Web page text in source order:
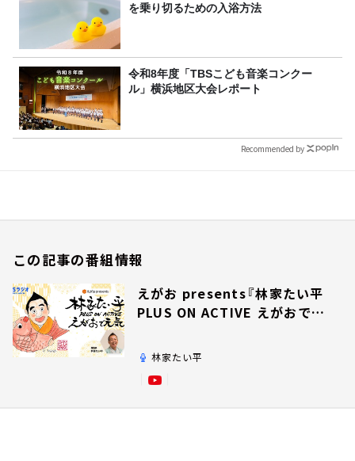
を乗り切るための入浴方法
令和8年度「TBSこども音楽コンクー
ル」横浜地区大会レポート
Recommended by
この記事の番組情報
えがお presents『林家たい平
PLUS ON ACTIVE えがおで元
林家たい平